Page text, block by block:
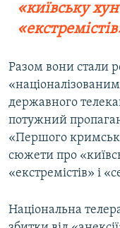
«київську
Разом вони стали
державного
потужний
«Першого
сюжети про
«екстремістів» і
Національна